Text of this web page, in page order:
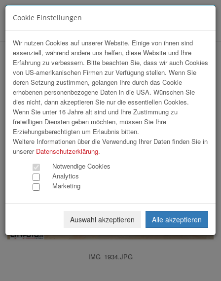
hr-lounge Sommerfest Villa Seilern Bad
Ischl
IMG_1934.JPG
Cookie Einstellungen
Wir nutzen Cookies auf unserer Website. Einige von ihnen sind
essenziell, während andere uns helfen, diese Website und Ihre
Erfahrung zu verbessern. Bitte beachten Sie, dass wir auch Cookies
von US-amerikanischen Firmen zur Verfügung stellen. Wenn Sie
deren Setzung zustimmen, gelangen Ihre durch das Cookie
erhobenen personenbezogene Daten in die USA. Wünschen Sie
dies nicht, dann akzeptieren Sie nur die essentiellen Cookies.
Wenn Sie unter 16 Jahre alt sind und Ihre Zustimmung zu
freiwilligen Diensten geben möchten, müssen Sie Ihre
Erziehungsberechtigten um Erlaubnis bitten.
Weitere Informationen über die Verwendung Ihrer Daten finden Sie in
unserer Datenschutzerklärung.
Notwendige Cookies
Analytics
Marketing
Auswahl akzeptieren Alle akzeptieren